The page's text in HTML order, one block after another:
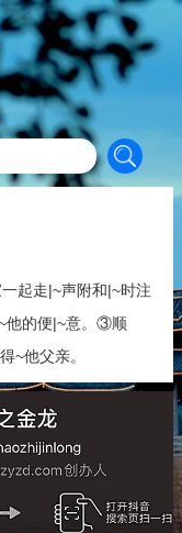
起走|~声附和|~时注
他的便|~意。③顺
~他父亲。